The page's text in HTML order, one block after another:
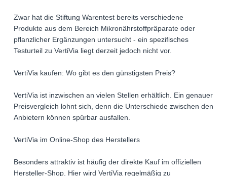
Zwar hat die Stiftung Warentest bereits verschiedene
Produkte aus dem Bereich Mikronährstoffpräparate oder
pflanzlicher Ergänzungen untersucht - ein spezifisches
Testurteil zu VertiVia liegt derzeit jedoch nicht vor.
VertiVia kaufen: Wo gibt es den günstigsten Preis?
VertiVia ist inzwischen an vielen Stellen erhältlich. Ein genauer
Preisvergleich lohnt sich, denn die Unterschiede zwischen den
Anbietern können spürbar ausfallen.
VertiVia im Online-Shop des Herstellers
Besonders attraktiv ist häufig der direkte Kauf im offiziellen
Hersteller-Shop. Hier wird VertiVia regelmäßig zu